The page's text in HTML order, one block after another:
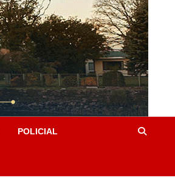
POLICIAL